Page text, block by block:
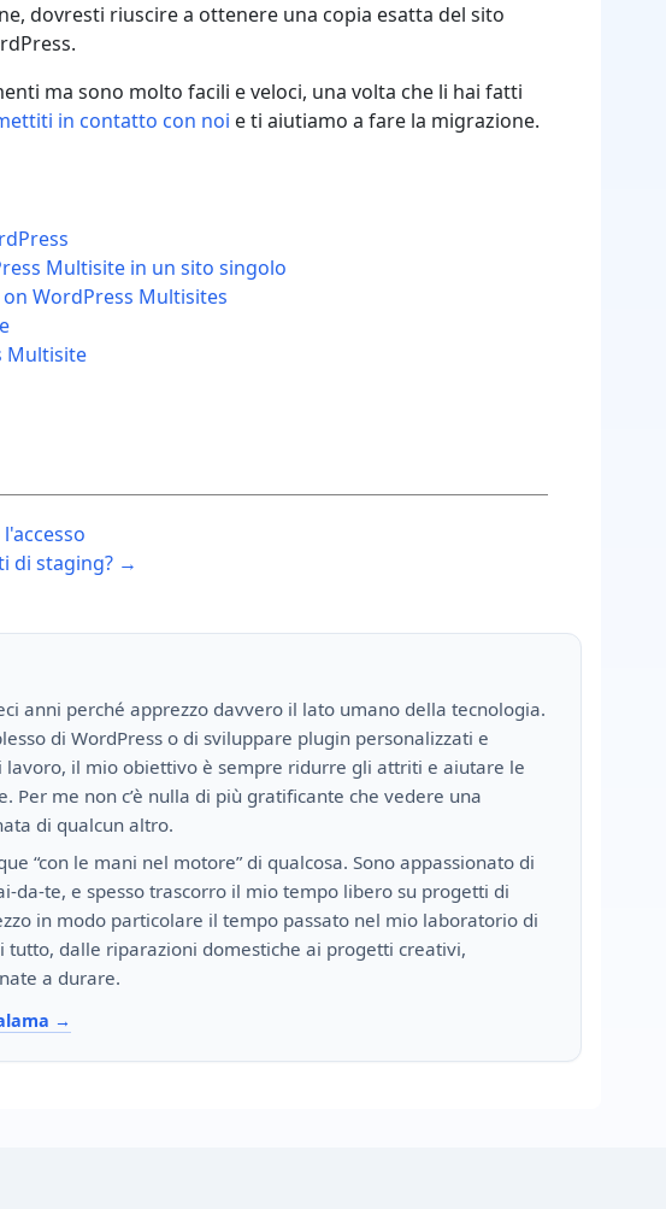
dovresti riuscire a ottenere una copia esatta del sito
ma sono molto facili e veloci, una volta che li hai fatti
in contatto con noi e ti aiutiamo a fare la migrazione.
Multisite in un sito singolo
WordPress Multisites
Multisite
di staging? →
anni perché apprezzo davvero il lato umano della tecnologia.
di WordPress o di sviluppare plugin personalizzati e
lavoro, il mio obiettivo è sempre ridurre gli attriti e aiutare le
me non c’è nulla di più gratificante che vedere una
di qualcun altro.
“con le mani nel motore” di qualcosa. Sono appassionato di
da-te, e spesso trascorro il mio tempo libero su progetti di
in modo particolare il tempo passato nel mio laboratorio di
dalle riparazioni domestiche ai progetti creativi,
a durare.